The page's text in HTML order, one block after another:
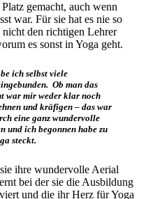
gemacht, auch wenn
war. Für sie hat es nie so
den richtigen Lehrer
es sonst in Yoga geht.
ich selbst viele
Ob man das
war mir weder klar noch
und kräfigen – das war
eine ganz wundervolle
und ich begonnen habe zu
steckt.
ihre wundervolle Aerial
bei der sie die Ausbildung
und die ihr Herz für Yoga